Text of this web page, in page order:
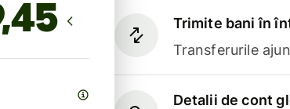
Trimite bani în
Transferurile
Detalii de cont